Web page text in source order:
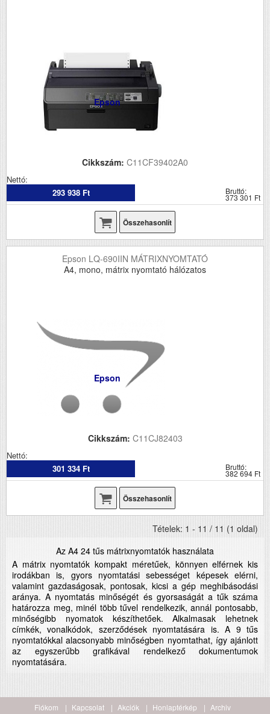
Epson
Cikkszám: C11CF39402A0
Nettó:
293 938 Ft
Bruttó:
373 301 Ft
Összehasonlít
Epson LQ-690IIN MÁTRIXNYOMTATÓ
A4, mono, mátrix nyomtató hálózatos
Epson
Cikkszám: C11CJ82403
Nettó:
301 334 Ft
Bruttó:
382 694 Ft
Összehasonlít
Tételek: 1 - 11 / 11 (1 oldal)
Az A4 24 tűs mátrixnyomtatók használata
A mátrix nyomtatók kompakt méretűek, könnyen elférnek kis
irodákban is, gyors nyomtatási sebességet képesek elérni,
valamint gazdaságosak, pontosak, kicsi a gép meghibásodási
aránya. A nyomtatás minőségét és gyorsaságát a tűk száma
határozza meg, minél több tűvel rendelkezik, annál pontosabb,
minőségibb nyomatok készíthetőek. Alkalmasak lehetnek
címkék, vonalkódok, szerződések nyomtatására is. A 9 tűs
nyomtatókkal alacsonyabb minőségben nyomtathat, így ajánlott
az egyszerűbb grafikával rendelkező dokumentumok
nyomtatására.
Fiókom Kapcsolat Akciók Honlaptérkép Archiv